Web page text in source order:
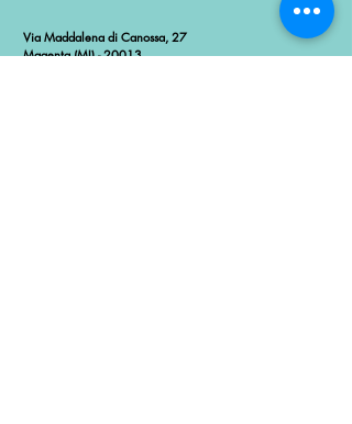
Via Maddalena di Canossa, 27
Magenta (MI) - 20013